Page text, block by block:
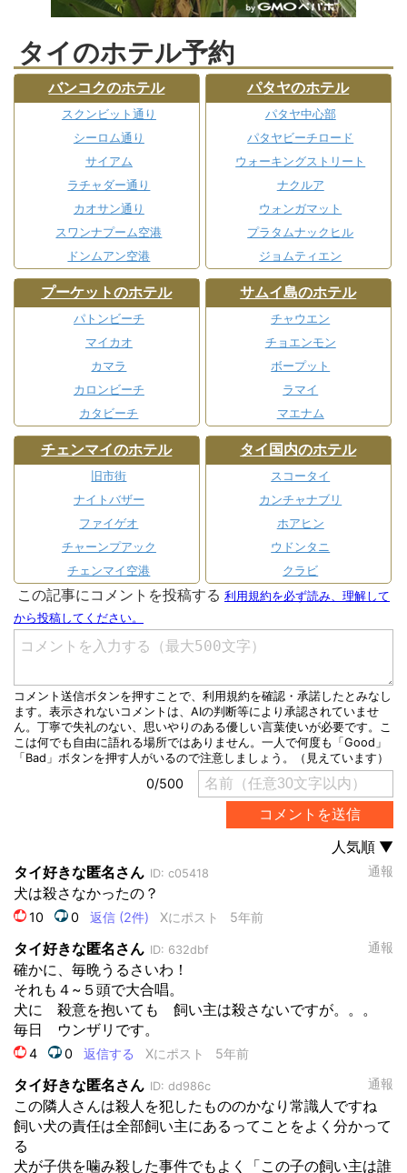
タイのホテル予約
バンコクのホテル
スクンビット通り
シーロム通り
サイアム
ラチャダー通り
カオサン通り
スワンナプーム空港
ドンムアン空港
パタヤのホテル
パタヤ中心部
パタヤビーチロード
ウォーキングストリート
ナクルア
ウォンガマット
プラタムナックヒル
ジョムティエン
プーケットのホテル
パトンビーチ
マイカオ
カマラ
カロンビーチ
カタビーチ
サムイ島のホテル
チャウエン
チョエンモン
ボープット
ラマイ
マエナム
チェンマイのホテル
旧市街
ナイトバザー
ファイゲオ
チャーンプアック
チェンマイ空港
タイ国内のホテル
スコータイ
カンチャナブリ
ホアヒン
ウドンタニ
クラビ